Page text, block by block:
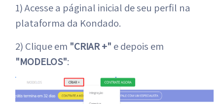
1) Acesse a páginal inicial de seu perfil na
plataforma da Kondado.
2) Clique em "CRIAR +" e depois em
"MODELOS":